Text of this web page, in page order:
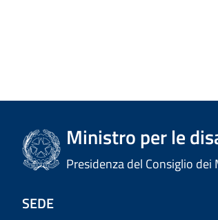
Ministro per le
Presidenza del Consiglio dei
SEDE